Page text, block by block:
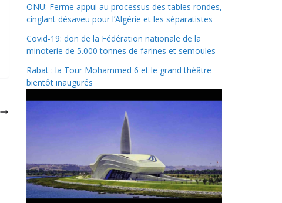
ONU: Ferme appui au processus des tables rondes,
cinglant désaveu pour l’Algérie et les séparatistes
Covid-19: don de la Fédération nationale de la
minoterie de 5.000 tonnes de farines et semoules
Rabat : la Tour Mohammed 6 et le grand théâtre
bientôt inaugurés